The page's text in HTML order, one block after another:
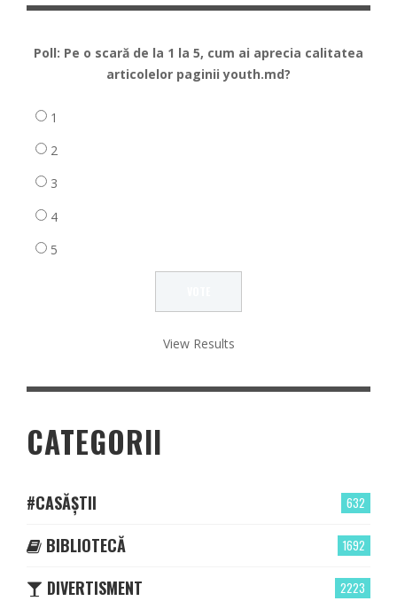
Poll: Pe o scară de la 1 la 5, cum ai aprecia calitatea
articolelor paginii youth.md?
1
2
3
4
5
View Results
CATEGORII
632
#CASĂȘTII
1692
BIBLIOTECĂ
2223
DIVERTISMENT